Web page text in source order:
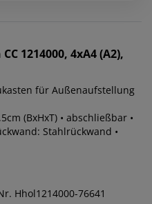
1214000, 4xA4 (A2),
für Außenaufstellung
(BxHxT) • abschließbar •
Stahlrückwand •
Hhol1214000-76641